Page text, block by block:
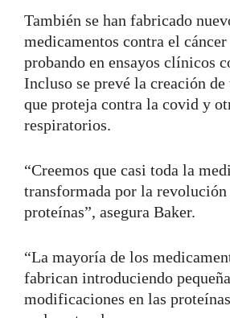
También se han fabricado
medicamentos contra el cáncer
probando en ensayos clínicos
Incluso se prevé la creación de
que proteja contra la covid y
respiratorios.
“Creemos que casi toda la
transformada por la revolución
proteínas”, asegura Baker.
“La mayoría de los
fabrican introduciendo
modificaciones en las